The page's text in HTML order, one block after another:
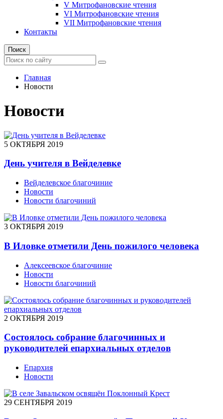
V Митрофановские чтения
VI Митрофановские чтения
VII Митрофановские чтения
Контакты
Поиск
Главная
Новости
Новости
5 ОКТЯБРЯ 2019
День учителя в Вейделевке
Вейделевское благочиние
Новости
Новости благочиний
3 ОКТЯБРЯ 2019
В Иловке отметили День пожилого человека
Алексеевское благочиние
Новости
Новости благочиний
2 ОКТЯБРЯ 2019
Состоялось собрание благочинных и
руководителей епархиальных отделов
Епархия
Новости
29 СЕНТЯБРЯ 2019